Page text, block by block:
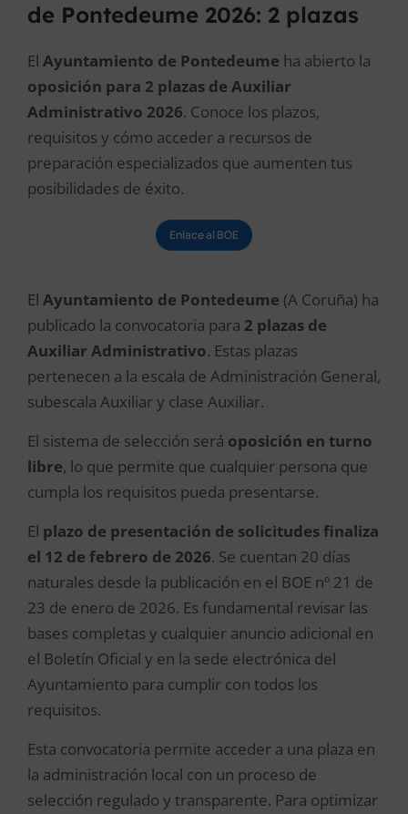
de Pontedeume 2026: 2 plazas
El Ayuntamiento de Pontedeume ha abierto la
oposición para 2 plazas de Auxiliar
Administrativo 2026. Conoce los plazos,
requisitos y cómo acceder a recursos de
preparación especializados que aumenten tus
posibilidades de éxito.
Enlace al BOE
El Ayuntamiento de Pontedeume (A Coruña) ha
publicado la convocatoria para 2 plazas de
Auxiliar Administrativo. Estas plazas
pertenecen a la escala de Administración General,
subescala Auxiliar y clase Auxiliar.
El sistema de selección será oposición en turno
libre, lo que permite que cualquier persona que
cumpla los requisitos pueda presentarse.
El plazo de presentación de solicitudes finaliza
el 12 de febrero de 2026. Se cuentan 20 días
naturales desde la publicación en el BOE nº 21 de
23 de enero de 2026. Es fundamental revisar las
bases completas y cualquier anuncio adicional en
el Boletín Oficial y en la sede electrónica del
Ayuntamiento para cumplir con todos los
requisitos.
Esta convocatoria permite acceder a una plaza en
la administración local con un proceso de
selección regulado y transparente. Para optimizar